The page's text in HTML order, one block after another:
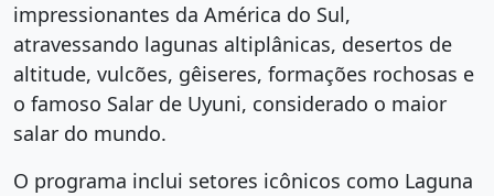
impressionantes da América do Sul,
atravessando lagunas altiplânicas, desertos de
altitude, vulcões, gêiseres, formações rochosas e
o famoso Salar de Uyuni, considerado o maior
salar do mundo.
O programa inclui setores icônicos como Laguna